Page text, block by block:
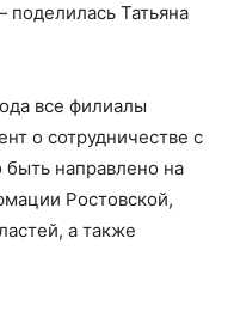
Татьяна
все филиалы
о сотрудничестве с
направлено на
Ростовской,
а также